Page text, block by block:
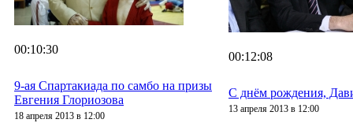
00:10:30
9-ая Спартакиада по самбо на призы
Евгения Глориозова
18 апреля 2013 в 12:00
00:12:08
С днём рождения,
13 апреля 2013 в 12:00